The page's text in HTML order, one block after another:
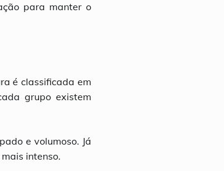
para manter o
é classificada em
grupo existem
e volumoso. Já
intenso.